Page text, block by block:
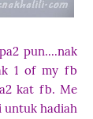
pun....nak
1 of my fb
kat fb. Me
untuk hadiah